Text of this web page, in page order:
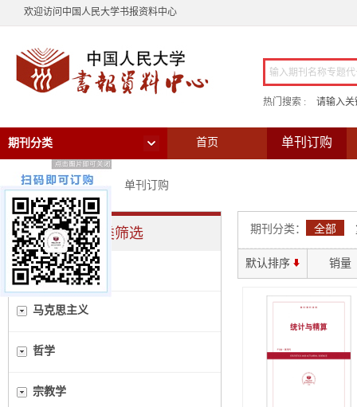
欢迎访问中国人民大学书报资料中心
热门搜索 : 请输入关
期刊分类 首页 单刊订购
当前位置： 首页 单刊订购
分类筛选
全部
马克思主义
哲学
宗教学
期刊分类： 全部
默认排序 销量